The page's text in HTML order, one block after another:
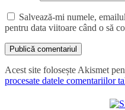
Salvează-mi numele,
pentru data viitoare când o să
Acest site folosește Akismet
procesate datele comentariilor